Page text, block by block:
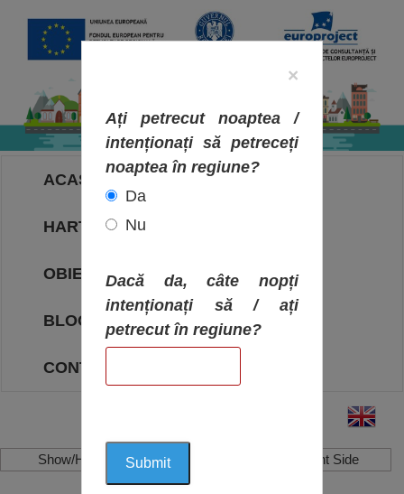
ACASA
HARTA OBIECTIVELOR
OBIECTIVE
BLOG
CONTACT
Show/Hide Left Side Show/Hide Right Side
×
Ați petrecut noaptea /
intenționați să petreceți
noaptea în regiune?
Da
Nu
Dacă da, câte nopți
intenționați să / ați
petrecut în regiune?